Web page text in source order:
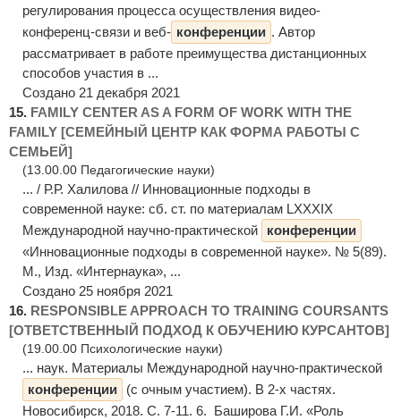
регулирования процесса осуществления видео-
конференц-связи и веб- конференции . Автор
рассматривает в работе преимущества дистанционных
способов участия в ...
Создано 21 декабря 2021
15. FAMILY CENTER AS A FORM OF WORK WITH THE
FAMILY [СЕМЕЙНЫЙ ЦЕНТР КАК ФОРМА РАБОТЫ С
СЕМЬЕЙ]
(13.00.00 Педагогические науки)
... / Р.Р. Халилова // Инновационные подходы в
современной науке: сб. ст. по материалам LXXXIX
Международной научно-практической
конференции
«Инновационные подходы в современной науке». № 5(89).
М., Изд. «Интернаука», ...
Создано 25 ноября 2021
16. RESPONSIBLE APPROACH TO TRAINING COURSANTS
[ОТВЕТСТВЕННЫЙ ПОДХОД К ОБУЧЕНИЮ КУРСАНТОВ]
(19.00.00 Психологические науки)
... наук. Материалы Международной научно-практической
конференции
(с очным участием). В 2-х частях.
Новосибирск, 2018. С. 7-11. 6. Баширова Г.И. «Роль